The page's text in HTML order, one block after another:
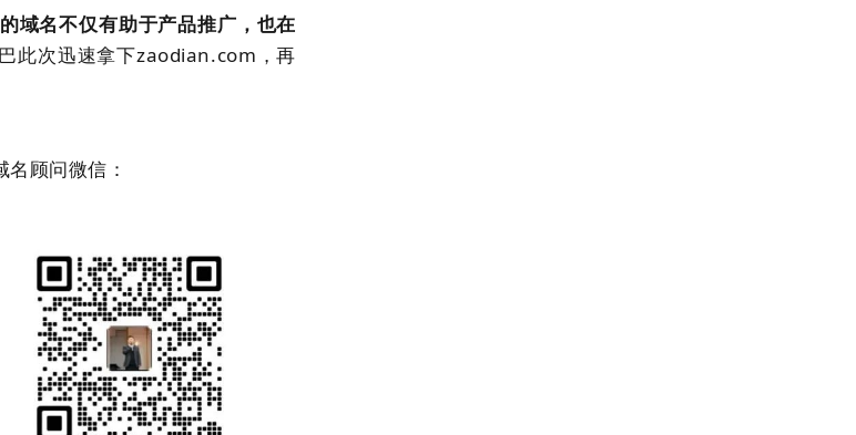
域名不仅有助于产品推广，也在
此次迅速拿下zaodian.com，再
名顾问微信：